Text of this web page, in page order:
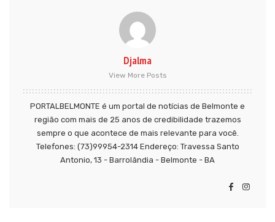
Djalma
View More Posts
PORTALBELMONTE é um portal de notícias de Belmonte e
região com mais de 25 anos de credibilidade trazemos
sempre o que acontece de mais relevante para você.
Telefones: (73)99954-2314 Endereço: Travessa Santo
Antonio, 13 - Barrolândia - Belmonte - BA